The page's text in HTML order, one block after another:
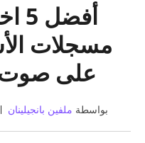
مسجلات
على صوت
بواسطة ملفين بانجيلينان